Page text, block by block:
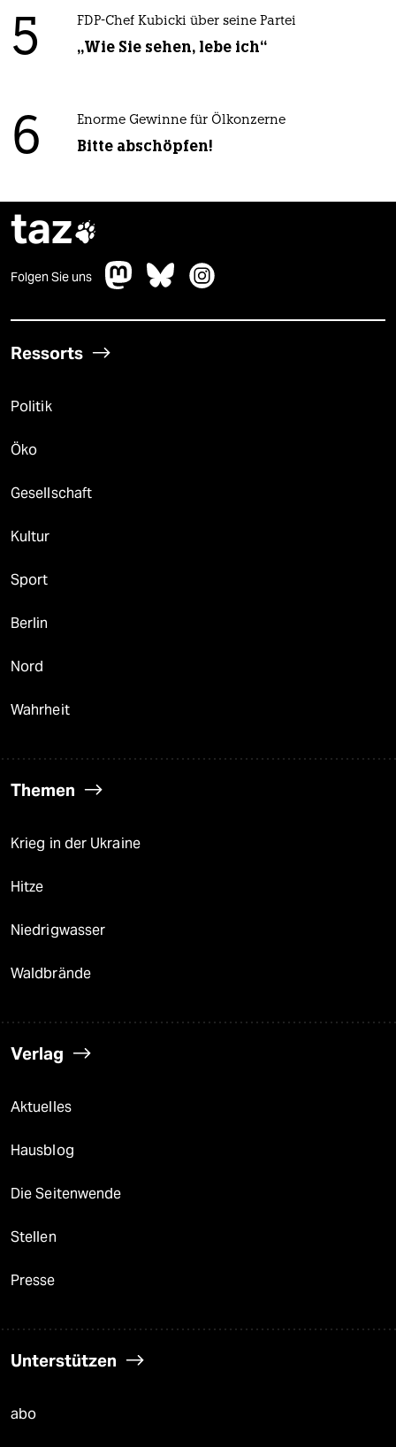
5 FDP-Chef Kubicki über seine Partei
„Wie Sie sehen, lebe ich“
6 Enorme Gewinne für Ölkonzerne
Bitte abschöpfen!
taz
Folgen Sie uns
Ressorts
Politik
Öko
Gesellschaft
Kultur
Sport
Berlin
Nord
Wahrheit
Themen
Krieg in der Ukraine
Hitze
Niedrigwasser
Waldbrände
Verlag
Aktuelles
Hausblog
Die Seitenwende
Stellen
Presse
Unterstützen
abo